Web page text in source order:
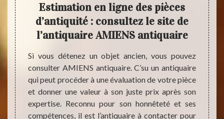
avec
Un
à
des
vous
Estimation en ligne des pièces
d’antiquité : consultez le site de
l’antiquaire AMIENS antiquaire
Si vous détenez un objet ancien, vous pouvez
consulter AMIENS antiquaire. C’su un antiquaire
qui peut procéder à une évaluation de votre pièce
et donner une valeur à son juste prix après son
expertise. Reconnu pour son honnêteté et ses
compétences, il est l’antiquaire à contacter pour
Le
est